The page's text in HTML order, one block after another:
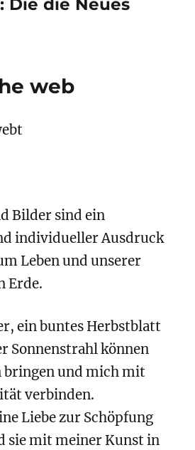
Die die Neues
web
Bilder sind ein
individueller Ausdruck
Leben und unserer
Erde.
ein buntes Herbstblatt
Sonnenstrahl können
und mich mit
verbinden.
Liebe zur Schöpfung
sie mit meiner Kunst in